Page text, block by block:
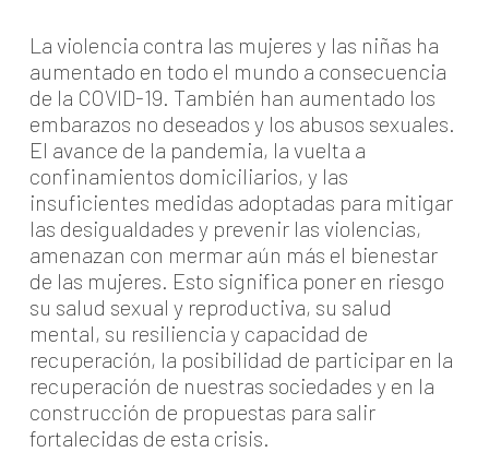
La violencia contra las mujeres y las niñas ha
aumentado en todo el mundo a consecuencia
de la COVID-19. También han aumentado los
embarazos no deseados y los abusos sexuales.
El avance de la pandemia, la vuelta a
confinamientos domiciliarios, y las
insuficientes medidas adoptadas para mitigar
las desigualdades y prevenir las violencias,
amenazan con mermar aún más el bienestar
de las mujeres. Esto significa poner en riesgo
su salud sexual y reproductiva, su salud
mental, su resiliencia y capacidad de
recuperación, la posibilidad de participar en la
recuperación de nuestras sociedades y en la
construcción de propuestas para salir
fortalecidas de esta crisis.